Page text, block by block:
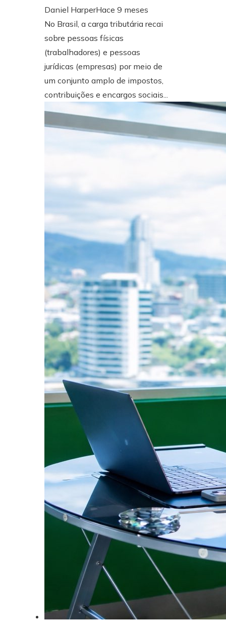
Daniel HarperHace 9 meses
No Brasil, a carga tributária recai
sobre pessoas físicas
(trabalhadores) e pessoas
jurídicas (empresas) por meio de
um conjunto amplo de impostos,
contribuições e encargos sociais...